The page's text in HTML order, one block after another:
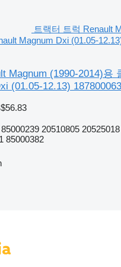
트랙터 트럭 Renault
Magnum Dxi (01.05-
Magnum (1990-2014)용
(01.05-12.13)
20510805
85000382